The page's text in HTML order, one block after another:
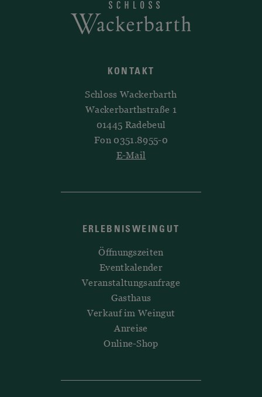
KONTAKT
Schloss Wackerbarth
Wackerbarthstraße 1
01445 Radebeul
Fon 0351.8955-0
E-Mail
ERLEBNISWEINGUT
Öffnungszeiten
Eventkalender
Veranstaltungsanfrage
Gasthaus
Verkauf im Weingut
Anreise
Online-Shop